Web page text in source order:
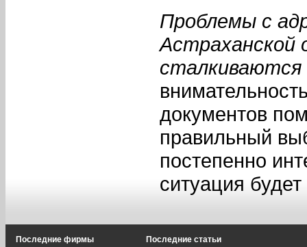
Проблемы с
Астраханской
сталкиваются
документов
правильный
постепенно
ситуация
Последние фирмы Последние статьи